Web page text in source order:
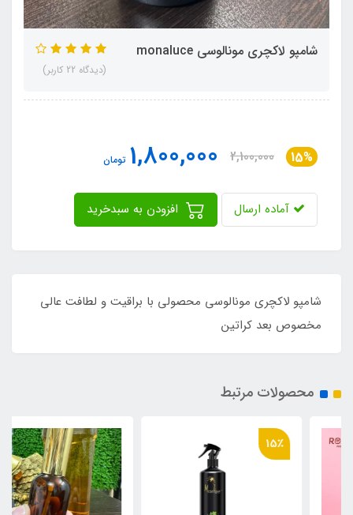
شامپو لاکچری مونالوسی monaluce
(دیدگاه 22 کاربر)
15%
2,100,000
1,800,000 تومان
آماده ارسال
شامپو لاکچری مونالوسی محصولی با براقیت و لطافت عالی
مخصوص بعد کراتین
محصولات مرتبط